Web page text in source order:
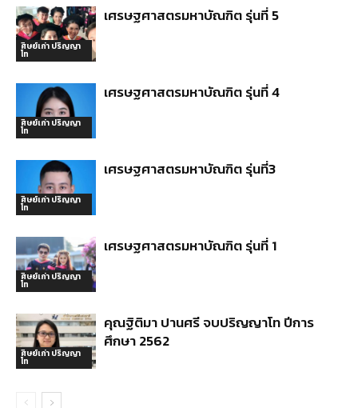
ศิษย์เก่า ปริญญา
โท
เศรษฐศาสตรมหาบัณฑิต รุ่นที่ 5
ศิษย์เก่า ปริญญา
โท
เศรษฐศาสตรมหาบัณฑิต รุ่นที่ 4
ศิษย์เก่า ปริญญา
โท
เศรษฐศาสตรมหาบัณฑิต รุ่นที่3
ศิษย์เก่า ปริญญา
โท
เศรษฐศาสตรมหาบัณฑิต รุ่นที่ 1
ศิษย์เก่า ปริญญา
โท
คุณฐิติมา ปานศรี จบปริญญาโท ปีการ
ศึกษา 2562